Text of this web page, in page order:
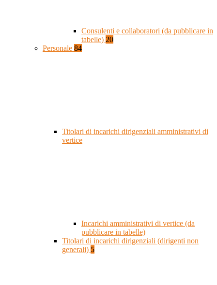
Consulenti e collaboratori (da pubblicare in
tabelle) 20
Personale 84
Titolari di incarichi dirigenziali amministrativi di
vertice
Incarichi amministrativi di vertice (da
pubblicare in tabelle)
Titolari di incarichi dirigenziali (dirigenti non
generali) 5